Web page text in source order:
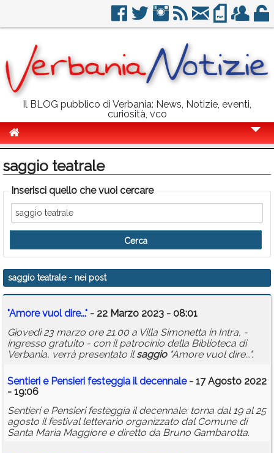
Il BLOG pubblico di Verbania: News, Notizie, eventi,
curiosità, vco
Politica
Sport
Eventi
Info Utili
Rubriche
Calendario
Annunci
saggio teatrale
Inserisci quello che vuoi cercare
saggio teatrale- nei post
"Amore vuol dire..." - 22 Marzo 2023 - 08:01
Giovedì 23 marzo ore 21.00 a Villa Simonetta in Intra, -
ingresso gratuito - con il patrocinio della Biblioteca di
Verbania, verrà presentato ilsaggio"Amore vuol dire...".
Sentieri e Pensieri festeggia il decennale- 17 Agosto 2022
- 19:06
Sentieri e Pensieri festeggia il decennale: torna dal 19 al 25
agosto il festival letterario organizzato dal Comune di
Santa Maria Maggiore e diretto da Bruno Gambarotta.